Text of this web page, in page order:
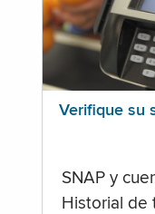
Verifique su
SNAP y
Historial de